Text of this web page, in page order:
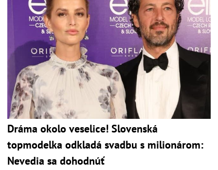
Dráma okolo veselice! Slovenská
topmodelka odkladá svadbu s milionárom:
Nevedia sa dohodnúť